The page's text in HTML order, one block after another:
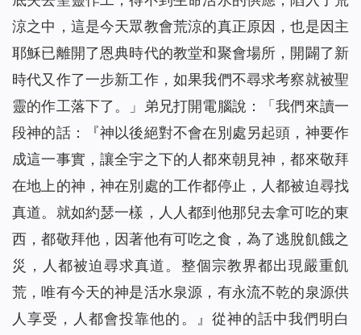
涼之中，這是今天眾教會荒涼的真正原因，也是因主
耶穌已離開了恩典時代的教堂和聚會場所，開闢了新
時代又作了一步新工作，如果我們不尋求考察就被聖
靈的作工落下了。」弟兄打開電腦說：「我們來讀一
段神的話：『神以後絕對不會在別處另起頭，神要作
成這一事實，讓全宇之下的人都來朝見神，都來敬拜
在地上的神，神在別處的工作都停止，人都被迫尋找
真道。就如約瑟一樣，人人都到他那兒去拿可吃的東
西，都敬拜他，因著他有可吃之食，為了逃脫飢餓之
災，人都被迫尋求真道。整個宗教界都出現嚴重飢
荒，唯有今天的神是活水泉源，有永流不乾的泉源供
人享受，人都會投靠他的。
』從神的話中我們明白